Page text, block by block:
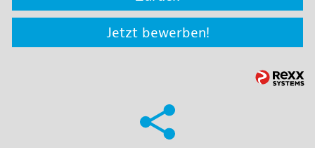
Jetzt bewerben!